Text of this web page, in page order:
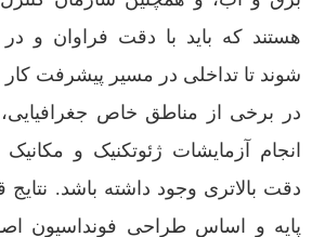
هستند که باید با دقت فراوان و
شوند تا تداخلی در مسیر پیشرفت کار
در برخی از مناطق خاص
انجام آزمایشات ژئوتکنیک و
دقت بالاتری وجود داشته باشد.
پایه و اساس طراحی فونداسیون